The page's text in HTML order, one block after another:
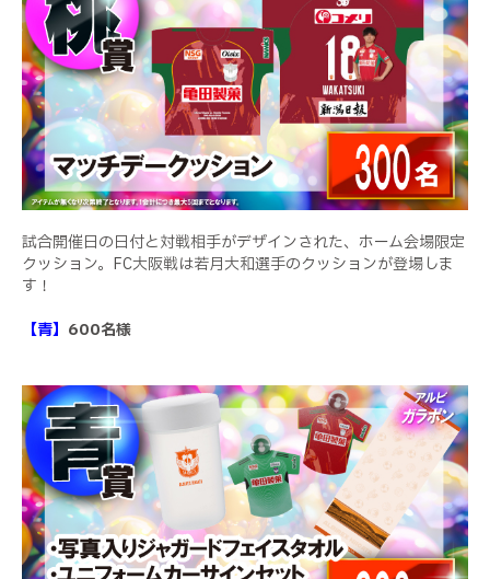
試合開催日の日付と対戦相手がデザインされた、ホーム会場限定
クッション。FC大阪戦は若月大和選手のクッションが登場しま
す！
【青】 600名様